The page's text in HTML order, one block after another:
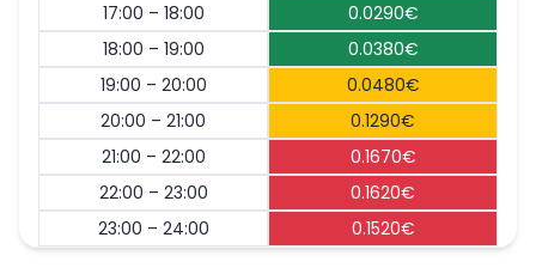
17:00 – 18:00
0.0290€
18:00 – 19:00
0.0380€
19:00 – 20:00
0.0480€
20:00 – 21:00
0.1290€
21:00 – 22:00
0.1670€
22:00 – 23:00
0.1620€
23:00 – 24:00
0.1520€